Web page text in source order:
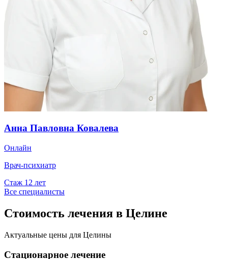
Анна Павловна Ковалева
Онлайн
Врач-психиатр
Стаж 12 лет
Все специалисты
Стоимость лечения в Целине
Актуальные цены для Целины
Стационарное лечение